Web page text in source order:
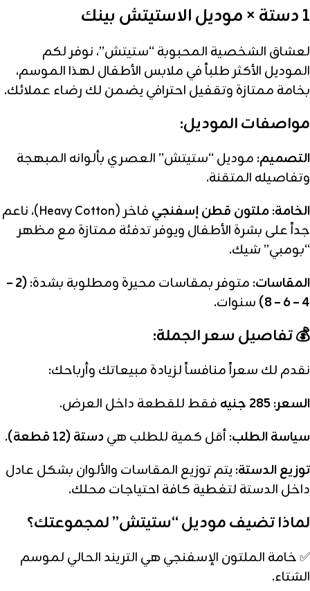
1 دستة × موديل الاستيتش بينك
لعشاق الشخصية المحبوبة “ستيتش”، نوفر لكم
الموديل الأكثر طلباً في ملابس الأطفال لهذا الموسم،
بخامة ممتازة وتقفيل احترافي يضمن لك رضاء عملائك.
مواصفات الموديل:
التصميم: موديل “ستيتش” العصري بألوانه المبهجة
وتفاصيله المتقنة.
الخامة: ملتون قطن إسفنجي
فاخر (Heavy Cotton)، ناعم
جداً على بشرة الأطفال ويوفر تدفئة ممتازة مع مظهر
“بومبي” شيك.
المقاسات: متوفر بمقاسات محيرة ومطلوبة بشدة:
(2 –
4 – 6 – 8)
سنوات.
💰 تفاصيل سعر الجملة:
نقدم لك سعراً منافساً لزيادة مبيعاتك وأرباحك:
السعر:285 جنيه
فقط للقطعة داخل العرض.
سياسة الطلب:أقل كمية للطلب هيدستة (12 قطعة)
.
توزيع الدستة: يتم توزيع المقاسات والألوان بشكل عادل
داخل الدستة لتغطية كافة احتياجات محلك.
لماذا تضيف موديل “ستيتش” لمجموعتك؟
✅ خامة الملتون الإسفنجي هي التريند الحالي لموسم
الشتاء.